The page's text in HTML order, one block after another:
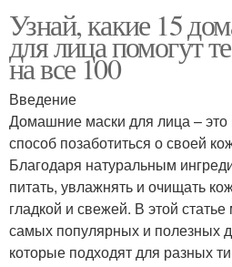
Популярные маски
Ягодная маска
Банановая маска
Узнай, какие 15
для лица помогут
на все 100
Введение
Домашние маски для лица –
способ позаботиться о своей
Благодаря натуральным
питать, увлажнять и очищать
гладкой и свежей. В этой
самых популярных и полезных
которые подходят для разных